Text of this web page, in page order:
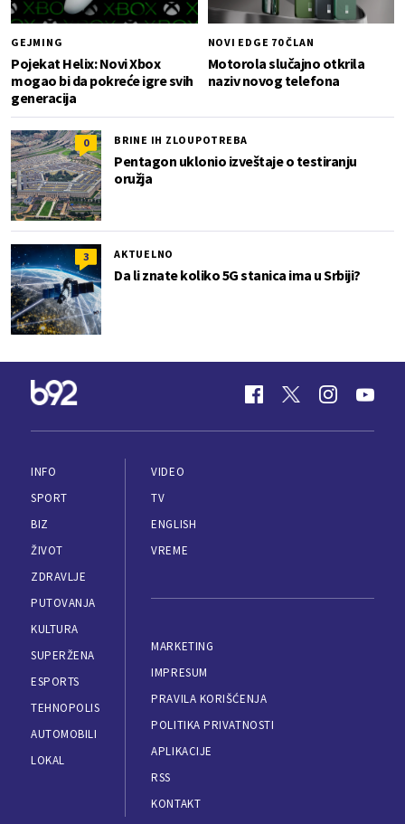
GEJMING
Pojekat Helix: Novi Xbox
mogao bi da pokreće igre svih
generacija
NOVI EDGE 70 ČLAN
Motorola slučajno otkrila
naziv novog telefona
0 BRINE IH ZLOUPOTREBA
Pentagon uklonio izveštaje o testiranju
oružja
3 AKTUELNO
Da li znate koliko 5G stanica ima u Srbiji?
INFO
SPORT
BIZ
ŽIVOT
ZDRAVLJE
PUTOVANJA
KULTURA
SUPERŽENA
ESPORTS
TEHNOPOLIS
AUTOMOBILI
LOKAL
VIDEO
TV
ENGLISH
VREME
MARKETING
IMPRESUM
PRAVILA KORIŠĆENJA
POLITIKA PRIVATNOSTI
APLIKACIJE
RSS
KONTAKT